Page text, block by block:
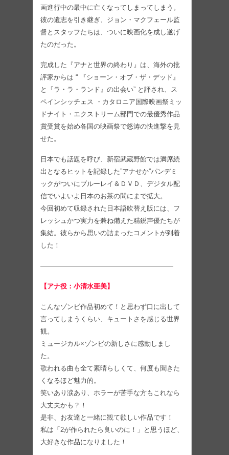
画進行中の最中に亡くなってしまってしまう。
彼の遺志を引き継ぎ、ジョン・マクフェール監
督とスタッフたちは、ついに映画化を成し遂げ
たのだった。
完成した『アナと世界の終わり』は、海外の批
評家からは “ 『ショーン・オブ・ザ・デッド』
と『ラ・ラ・ランド』の出会い” と評され、ス
ペインシッチェス ・カタロニア国際映画祭ミッ
ドナイト・エクストリーム部門での最優秀作品
賞受賞を始め各国の映画祭で怒涛の快進撃を見
せた。
日本でも話題を呼び、新宿武蔵野館では満席続
出となるヒットを記録した”アナせか”パンデミ
ックがついにブルーレイ＆ＤＶＤ、デジタル配
信でいよいよ日本のお茶の間にまで拡大。
今回初めて収録された日本語吹替え版には、フ
レッシュかつ実力を兼ね備えた精鋭声優たちが
集結。彼らから思いの詰まったコメントが到着
した！
————————————————————
【アナ役：小清水亜美】
こんなゾンビ作品初めて！と思わず口に出して
言ってしまうくらい、キュートさを感じる世界
観。
ミュージカル×ゾンビの新しさに感動しまし
た。
歌われる曲も全て素晴らしくて、何度も聞きた
くなるほど魅力的。
笑いあり涙あり、ホラーが苦手な方もこれなら
大丈夫かも？！
是非、お友達と一緒に観て欲しい作品です！
私は「2が作られたら良いのに！」と思うほど、
大好きな作品になりました！